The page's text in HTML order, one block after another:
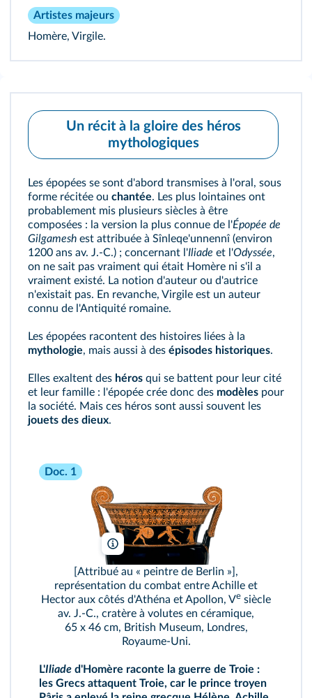
Artistes majeurs
Homère, Virgile.
Un récit à la gloire des héros
mythologiques
Les épopées se sont d'abord transmises à l'oral, sous
forme récitée ou chantée. Les plus lointaines ont
probablement mis plusieurs siècles à être
composées : la version la plus connue de l'Épopée de
Gilgamesh est attribuée à Sînleqe'unnennî (environ
1200 ans av. J.‑C.) ; concernant l'Iliade et l'Odyssée,
on ne sait pas vraiment qui était Homère ni s'il a
vraiment existé. La notion d'auteur ou d'autrice
n'existait pas. En revanche, Virgile est un auteur
connu de l'Antiquité romaine.
Les épopées racontent des histoires liées à la
mythologie, mais aussi à des épisodes historiques.
Elles exaltent des héros qui se battent pour leur cité
et leur famille : l'épopée crée donc des modèles pour
la société. Mais ces héros sont aussi souvent les
jouets des dieux.
Doc. 1
The British Museum/RMN
[Attribué au « peintre de Berlin »],
représentation du combat entre Achille et
Hector aux côtés d'Athéna et Apollon, Ve siècle
av. J.‑C., cratère à volutes en céramique,
65 x 46 cm, British Museum, Londres,
Royaume‑Uni.
L'Iliade d'Homère raconte la guerre de Troie :
les Grecs attaquent Troie, car le prince troyen